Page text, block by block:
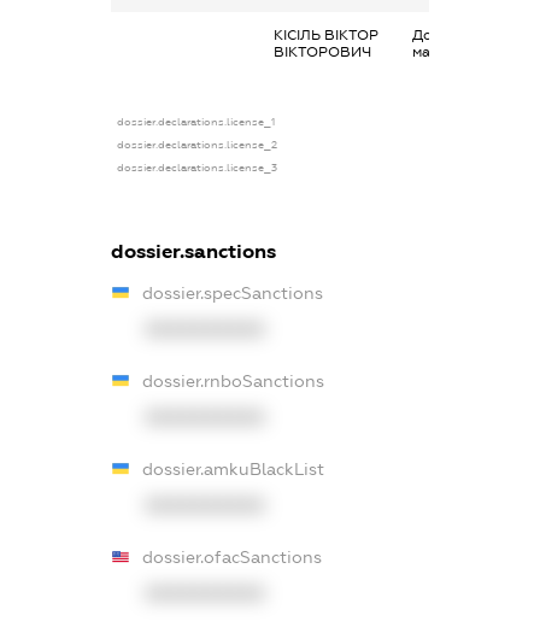
КІСІЛЬ ВІКТОР
ВІКТОРОВИЧ
Дохід від
майна в оренду
dossier.declarations.license_1
dossier.declarations.license_2
dossier.declarations.license_3
dossier.sanctions
dossier.specSanctions
dossier.rnboSanctions
dossier.amkuBlackList
dossier.ofacSanctions